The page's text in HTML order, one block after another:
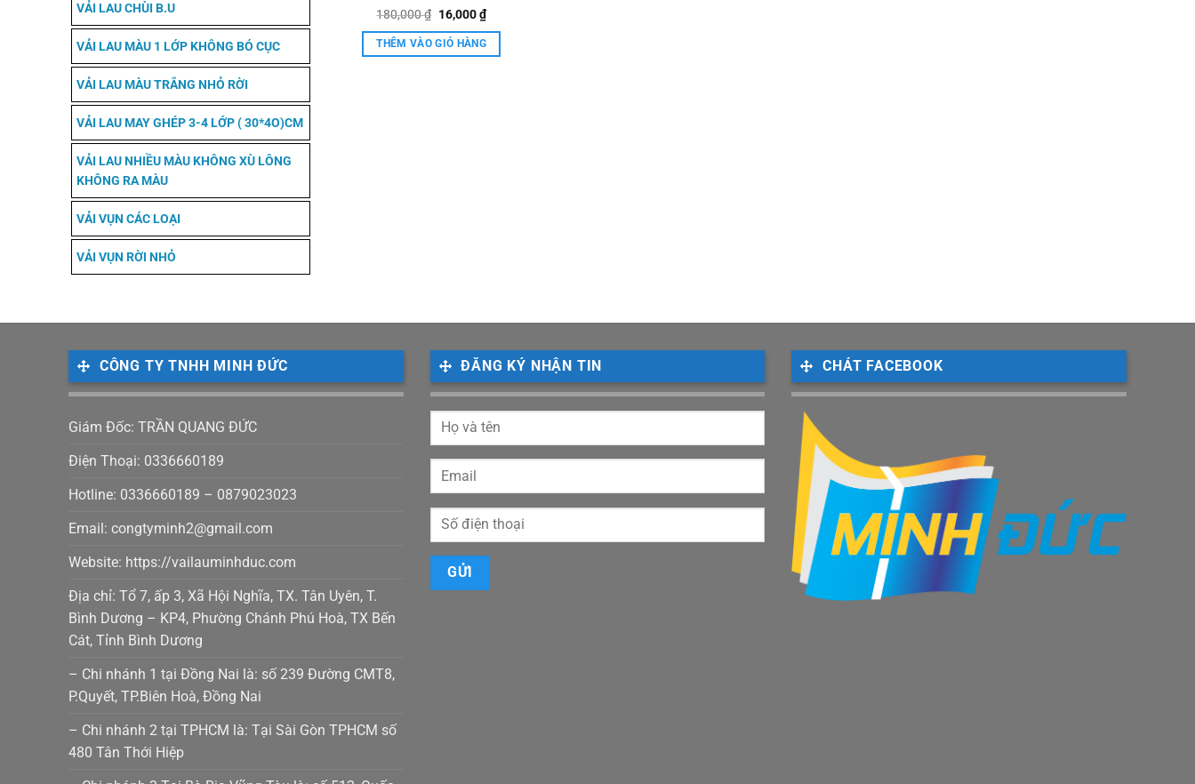
VẢI LAU CHÙI B.U
VẢI LAU MÀU 1 LỚP KHÔNG BÓ CỤC
VẢI LAU MÀU TRẮNG NHỎ RỜI
VẢI LAU MAY GHÉP 3-4 LỚP ( 30*4O)CM
VẢI LAU NHIỀU MÀU KHÔNG XÙ LÔNG
KHÔNG RA MÀU
VẢI VỤN CÁC LOẠI
VẢI VỤN RỜI NHỎ
Được xếp
hạng5.00
5 sao
180,000₫ Giá
là:
180,000 ₫.
16,000₫Giá
hiện
tại
là:
THÊM VÀO GIỎ HÀNG
CÔNG TY TNHH MINH ĐỨC
Giám Đốc: TRẦN QUANG ĐỨC
Điện Thoại: 0336660189
Hotline: 0336660189 – 0879023023
Email: congtyminh2@gmail.com
Website: https://vailauminhduc.com
Địa chỉ: Tổ 7, ấp 3, Xã Hội Nghĩa, TX. Tân Uyên, T.
Bình Dương – KP4, Phường Chánh Phú Hoà, TX Bến
Cát, Tỉnh Bình Dương
– Chi nhánh 1 tại Đồng Nai là: số 239 Đường CMT8,
P.Quyết, TP.Biên Hoà, Đồng Nai
– Chi nhánh 2 tại TPHCM là: Tại Sài Gòn TPHCM số
480 Tân Thới Hiệp
ĐĂNG KÝ NHẬN TIN CHÁT FACEBOOK